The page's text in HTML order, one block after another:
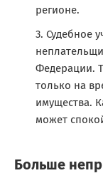
регионе.
Судебное
Федерации.
только на
имущества.
может
Больше